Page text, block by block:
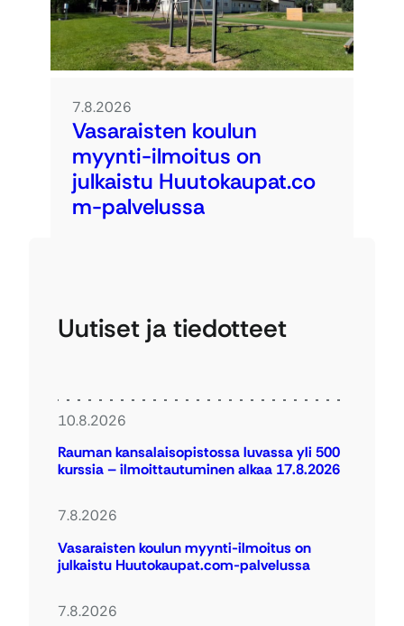
7.8.2026
Vasaraisten koulun
myynti-ilmoitus on
julkaistu Huutokaupat.co
m-palvelussa
Uutiset ja tiedotteet
10.8.2026
Rauman kansalaisopistossa luvassa yli 500
kurssia – ilmoittautuminen alkaa 17.8.2026
7.8.2026
Vasaraisten koulun myynti-ilmoitus on
julkaistu Huutokaupat.com-palvelussa
7.8.2026